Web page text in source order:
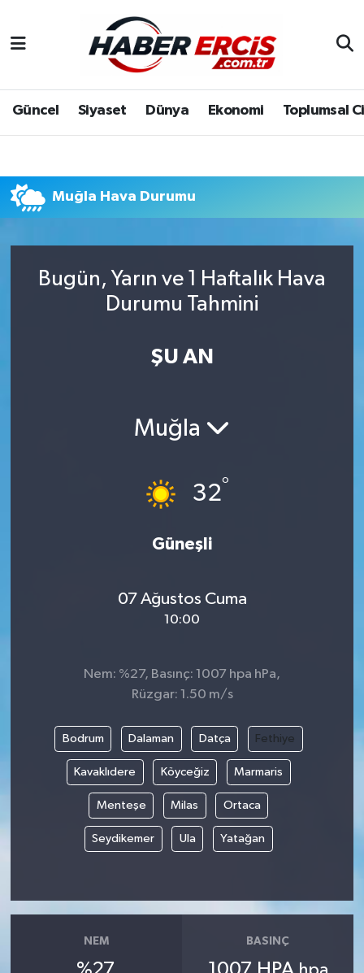
Güncel Siyaset Dünya Ekonomi Toplumsal
Muğla Hava Durumu
Bugün, Yarın ve 1 Haftalık Hava
Durumu Tahmini
ŞU AN
Muğla
32°
Güneşli
07 Ağustos Cuma
10:00
Nem: %27, Basınç: 1007 hpa hPa,
Rüzgar: 1.50 m/s
Bodrum Dalaman Datça Fethiye
Kavaklıdere Köyceğiz Marmaris
Menteşe Milas Ortaca
Seydikemer Ula Yatağan
NEM BASINÇ